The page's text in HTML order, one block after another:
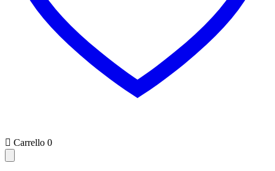
 Carrello 0